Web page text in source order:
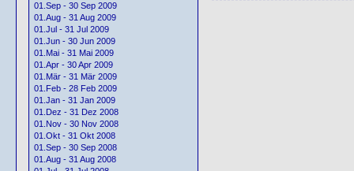
01.Sep - 30 Sep 2009
01.Aug - 31 Aug 2009
01.Jul - 31 Jul 2009
01.Jun - 30 Jun 2009
01.Mai - 31 Mai 2009
01.Apr - 30 Apr 2009
01.Mär - 31 Mär 2009
01.Feb - 28 Feb 2009
01.Jan - 31 Jan 2009
01.Dez - 31 Dez 2008
01.Nov - 30 Nov 2008
01.Okt - 31 Okt 2008
01.Sep - 30 Sep 2008
01.Aug - 31 Aug 2008